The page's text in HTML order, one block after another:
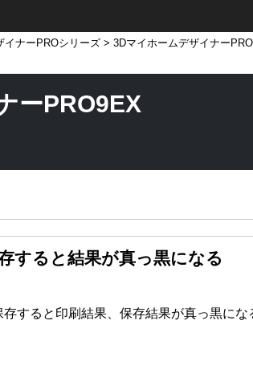
イナーPROシリーズ > 3Dマイホームデザイナー
ーPRO9EX
すると結果が真っ黒になる
すると印刷結果、保存結果が真っ黒にな